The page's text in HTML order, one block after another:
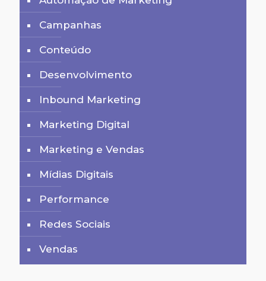
Campanhas
Conteúdo
Desenvolvimento
Inbound Marketing
Marketing Digital
Marketing e Vendas
Mídias Digitais
Performance
Redes Sociais
Vendas